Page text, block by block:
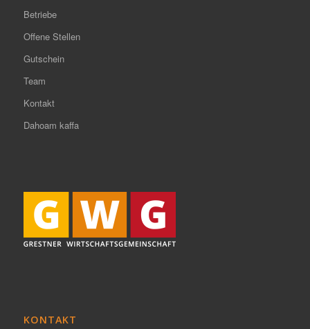
Betriebe
Offene Stellen
Gutschein
Team
Kontakt
Dahoam kaffa
KONTAKT